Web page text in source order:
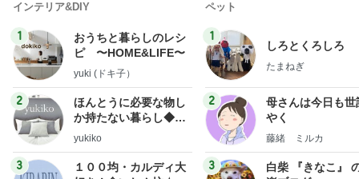
インテリア&DIY
1
おうちと暮らしのレシ
ピ 〜HOME&LIFE〜
yuki (ドキ子）
2
ほんとうに必要な物し
か持たない暮らし◆Ke
ep Life Simple◆〜イ
yukiko
3
１００均・カルディ大
ペット
1
しろとくろしろ
たまねぎ
2
母さんは今日も世
やく
藤緒 ミルカ
3
白柴 『きなこ』